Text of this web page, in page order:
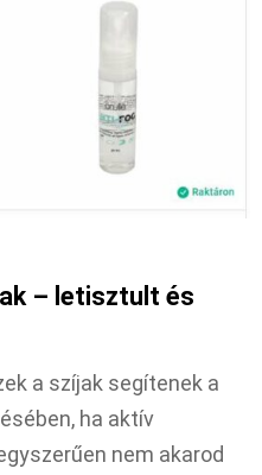
– letisztult és
a szíjak segítenek a
ha aktív
nem akarod